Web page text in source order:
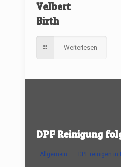
Velbert
Birth
Weiterlesen
DPF Reinigung
Allgemein DPF reinigen in